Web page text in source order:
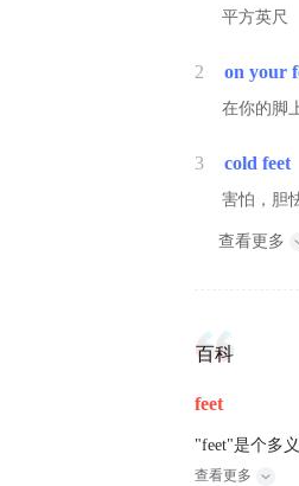
平方英尺
2 on your
在你的脚
3 cold feet
害怕，胆
查看更多
百科
feet
"feet"是个多
查看更多